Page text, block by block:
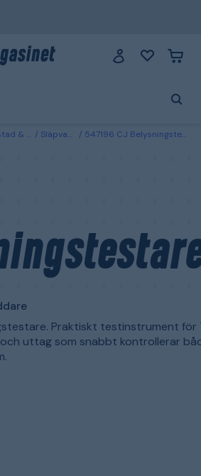
& fordon Släpvagnsdelar 547196 CJ Belysningstestare utan batteri och laddare
Praktiskt testinstrument för
uttag som snabbt kontrollerar